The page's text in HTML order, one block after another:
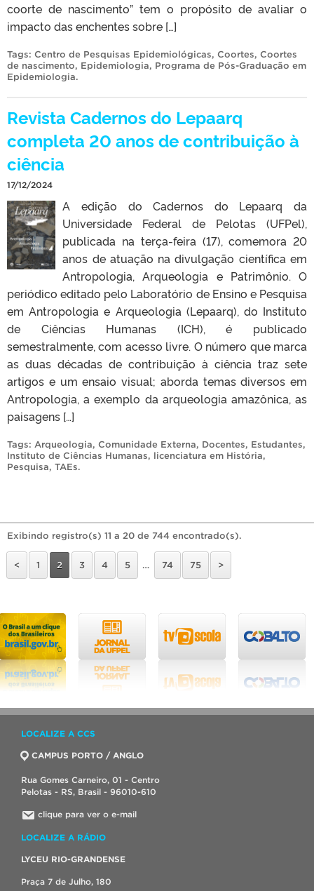
coorte de nascimento” tem o propósito de avaliar o
impacto das enchentes sobre […]
Tags: Centro de Pesquisas Epidemiológicas, Coortes, Coortes
de nascimento, Epidemiologia, Programa de Pós-Graduação em
Epidemiologia.
Revista Cadernos do Lepaarq
completa 20 anos de contribuição à
ciência
17/12/2024
A edição do Cadernos do Lepaarq da
Universidade Federal de Pelotas (UFPel),
publicada na terça-feira (17), comemora 20
anos de atuação na divulgação científica em
Antropologia, Arqueologia e Patrimônio. O
periódico editado pelo Laboratório de Ensino e Pesquisa
em Antropologia e Arqueologia (Lepaarq), do Instituto
de Ciências Humanas (ICH), é publicado
semestralmente, com acesso livre. O número que marca
as duas décadas de contribuição à ciência traz sete
artigos e um ensaio visual; aborda temas diversos em
Antropologia, a exemplo da arqueologia amazônica, as
paisagens […]
Tags: Arqueologia, Comunidade Externa, Docentes, Estudantes,
Instituto de Ciências Humanas, licenciatura em História,
Pesquisa, TAEs.
Exibindo registro(s) 11 a 20 de 744 encontrado(s).
< 1 2 3 4 5 … 74 75 >
LOCALIZE A CCS
CAMPUS PORTO / ANGLO
Rua Gomes Carneiro, 01 - Centro
Pelotas - RS, Brasil - 96010-610
clique para ver o e-mail
LOCALIZE A RÁDIO
LYCEU RIO-GRANDENSE
Praça 7 de Julho, 180